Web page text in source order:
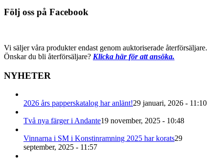
Följ oss på Facebook
Vi säljer våra produkter endast genom auktoriserade återförsäljare.
Önskar du bli återförsäljare? Klicka här för att ansöka.
NYHETER
2026 års papperskatalog har anlänt!29 januari, 2026 - 11:10
Två nya färger i Andante19 november, 2025 - 10:48
Vinnarna i SM i Konstinramning 2025 har korats29
september, 2025 - 11:57